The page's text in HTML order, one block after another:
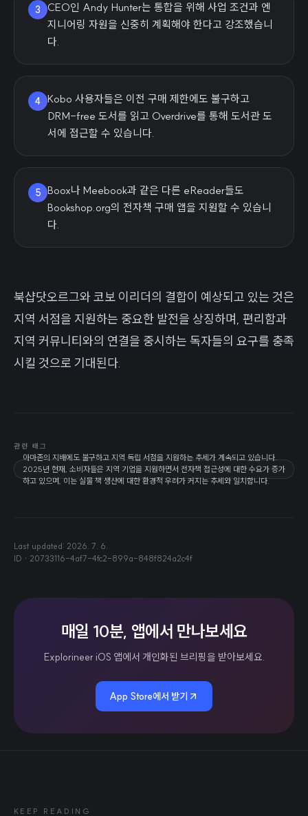
3
CEO인 Andy Hunter는 통합을 위해 사업 조건과 엔
지니어링 자원을 신중히 계획해야 한다고 강조했습니
다.
4 Kobo 사용자들은 이전 구매 제한에도 불구하고
DRM-free 도서를 읽고 Overdrive를 통해 도서관 도
서에 접근할 수 있습니다.
5 Boox나 Meebook과 같은 다른 eReader들도
Bookshop.org의 전자책 구매 앱을 지원할 수 있습니
다.
북샵닷오르그와 코보 이리더의 결합이 예상되고 있는 것은
지역 서점을 지원하는 중요한 발전을 상징하며, 편리함과
지역 커뮤니티와의 연결을 중시하는 독자들의 요구를 충족
시킬 것으로 기대된다.
관련 태그
아마존의 지배에도 불구하고 지역 독립 서점을 지원하는 추세가 계속되고 있습니다.
2025년 현재, 소비자들은 지역 기업을 지원하면서 전자책 접근성에 대한 수요가 증가
하고 있으며, 이는 실물 책 생산에 대한 환경적 우려가 커지는 추세와 일치합니다.
Last updated: 2026. 7. 6.
ID · 20733116-4af7-4fc2-899a-848f824a2c4f
매일 10분, 앱에서 만나보세요
Explorineer iOS 앱에서 개인화된 브리핑을 받아보세요.
App Store에서 받기
KEEP READING